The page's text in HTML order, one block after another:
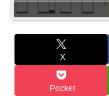
X
Pocket